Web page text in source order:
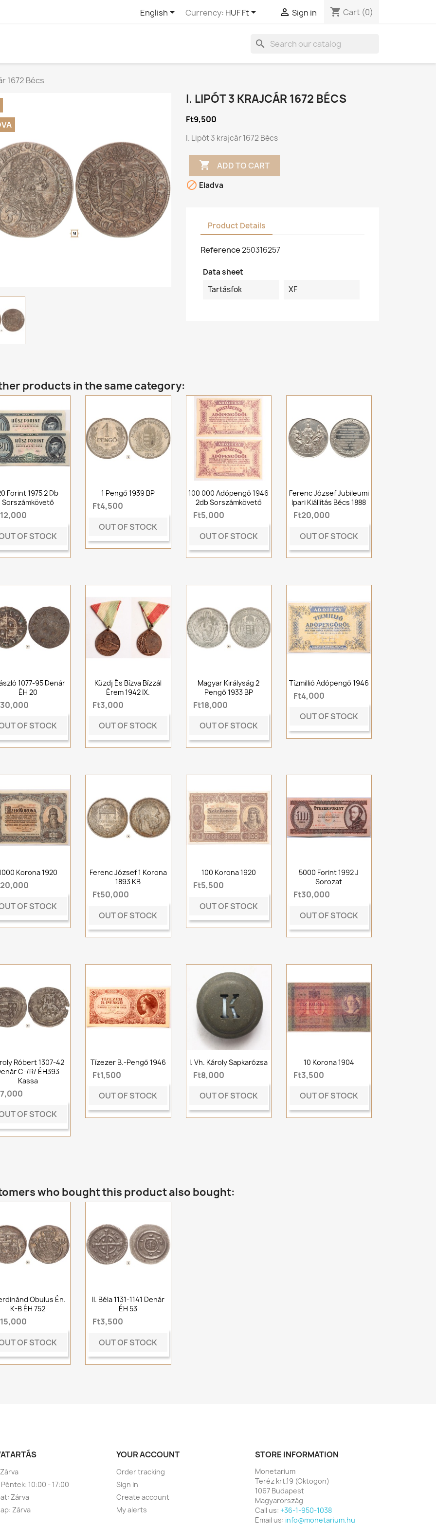
English Currency: HUF Ft  Sign in shopping_cart Cart (0)
search
1672 Bécs
I. LIPÓT 3 KRAJCÁR 1672 BÉCS
Ft9,500
I. Lipót 3 krajcár 1672 Bécs
 ADD TO CART
 Eladva
Product Details
Reference250316257
Data sheet
Tartásfok
XF
products in the same category:
Forint 1975 2 Db
Sorszámkövető
OF STOCK
1 Pengő 1939 BP
Ft4,500
OUT OF STOCK
100 000 Adópengő 1946
2db Sorszámkövető
Ft5,000
OUT OF STOCK
Ferenc József Jubileumi
Ipari Kiállítás Bécs 1888
Ft20,000
OUT OF STOCK
1077-95 Denár
ÉH 20
OF STOCK
Küzdj És Bízva Bízzál
Érem 1942 IX.
Ft3,000
OUT OF STOCK
Magyar Királyság 2
Pengő 1933 BP
Ft18,000
OUT OF STOCK
Tízmillió Adópengő 1946
Ft4,000
OUT OF STOCK
Korona 1920
OF STOCK
Ferenc József 1 Korona
1893 KB
Ft50,000
OUT OF STOCK
100 Korona 1920
Ft5,500
OUT OF STOCK
5000 Forint 1992 J
Sorozat
Ft30,000
OUT OF STOCK
Róbert 1307-42
C-/R/ ÉH393
Kassa
OF STOCK
Tízezer B.-Pengő 1946
Ft1,500
OUT OF STOCK
I. Vh. Károly Sapkarózsa
Ft8,000
OUT OF STOCK
10 Korona 1904
Ft3,500
OUT OF STOCK
who bought this product also bought:
Obulus Én.
K-B ÉH 752
OF STOCK
II. Béla 1131-1141 Denár
ÉH 53
Ft3,500
OUT OF STOCK
10:00 - 17:00
Zárva
Zárva
YOUR ACCOUNT
Order tracking
Sign in
Create account
My alerts
STORE INFORMATION
Monetarium
Teréz krt.19 (Oktogon)
1067 Budapest
Magyarország
Call us: +36-1-950-1038
Email us: info@monetarium.hu